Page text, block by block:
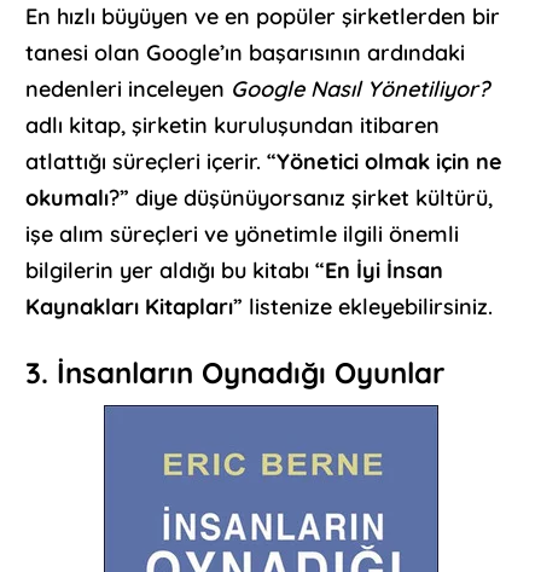
En hızlı büyüyen ve en popüler şirketlerden bir
tanesi olan Google’ın başarısının ardındaki
nedenleri inceleyen Google Nasıl Yönetiliyor?
adlı kitap, şirketin kuruluşundan itibaren
atlattığı süreçleri içerir. “Yönetici olmak için ne
okumalı?” diye düşünüyorsanız şirket kültürü,
işe alım süreçleri ve yönetimle ilgili önemli
bilgilerin yer aldığı bu kitabı “En İyi İnsan
Kaynakları Kitapları” listenize ekleyebilirsiniz.
3. İnsanların Oynadığı Oyunlar